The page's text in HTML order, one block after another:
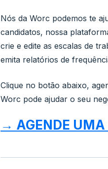
Nós da Worc podemos te
candidatos, nossa
crie e edite as escalas de
emita relatórios de
Clique no botão abaixo,
Worc pode ajudar o seu
→ AGENDE UMA